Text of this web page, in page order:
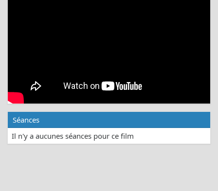
Séances
Il n'y a aucunes séances pour ce film